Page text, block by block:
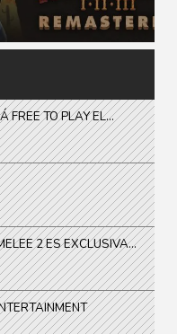
FREE TO PLAY EL...
2 ES EXCLUSIVA...